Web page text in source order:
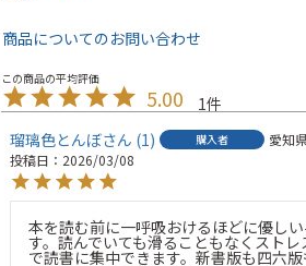
商品についてのお問い合わせ
5.00
1
瑠璃色とんぼ
1 購入者 愛知
投稿日
2026/03/08
本を読む前に一呼吸おけるほどに優し
す。読んでいても滑ることもなくストレ
で読書に集中できます。新書版も四六